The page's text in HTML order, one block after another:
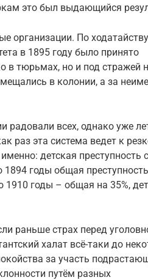
это был выдающийся
организации. По ходатайству
в 1895 году было принято
в тюрьмах, но и под стражей
в колонии, а за
радовали всех, однако уже
раз эта система ведет к
детская преступность
1894 годы общая преступность
1910 годы – общая на 35%,
раньше страх перед
халат всё-таки до
за участь
путём разных